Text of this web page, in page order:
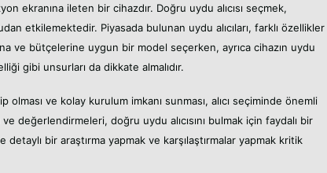
ekranına ileten bir cihazdır. Doğru uydu alıcısı seçmek,
etkilemektedir. Piyasada bulunan uydu alıcıları, farklı özellikler
ve bütçelerine uygun bir model seçerken, ayrıca cihazın uydu
gibi unsurları da dikkate almalıdır.
olması ve kolay kurulum imkanı sunması, alıcı seçiminde önemli
değerlendirmeleri, doğru uydu alıcısını bulmak için faydalı bir
bir araştırma yapmak ve karşılaştırmalar yapmak kritik